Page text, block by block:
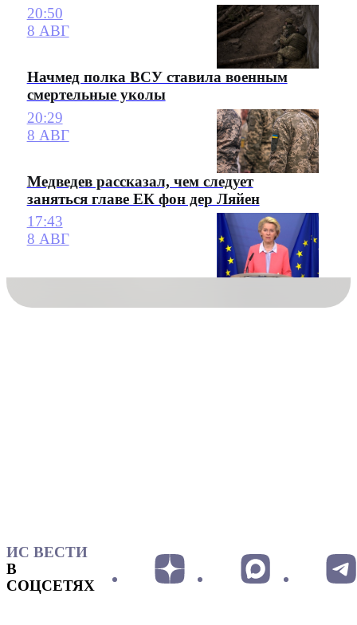
20:50
8 АВГ
Начмед полка ВСУ ставила военным
смертельные уколы
20:29
8 АВГ
Медведев рассказал, чем следует
заняться главе ЕК фон дер Ляйен
17:43
8 АВГ
ИС ВЕСТИ
В
СОЦСЕТЯХ